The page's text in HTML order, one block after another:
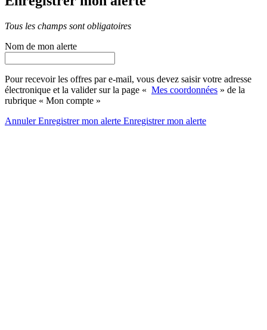
Tous les champs sont obligatoires
Nom de mon alerte
Pour recevoir les offres par e-mail, vous devez saisir votre adresse
électronique et la valider sur la page « Mes coordonnées » de la
rubrique « Mon compte »
AnnulerEnregistrer mon alerte Enregistrermon alerte